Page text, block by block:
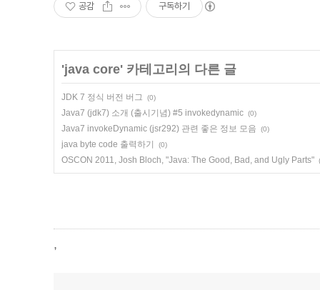
공감 구독하기
'java core' 카테고리의 다른 글
JDK 7 정식 버전 버그 (0)
Java7 (jdk7) 소개 (출시기념) #5 invokedynamic (0)
Java7 invokeDynamic (jsr292) 관련 좋은 정보 모음 (0)
java byte code 출력하기 (0)
OSCON 2011, Josh Bloch, "Java: The Good, Bad, and Ugly Parts"
,